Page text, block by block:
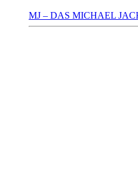
MJ – DAS MICHAEL